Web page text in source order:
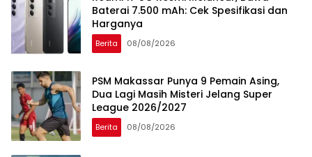
Baterai 7.500 mAh: Cek Spesifikasi dan
Harganya
Berita 08/08/2026
PSM Makassar Punya 9 Pemain Asing,
Dua Lagi Masih Misteri Jelang Super
League 2026/2027
Berita 08/08/2026